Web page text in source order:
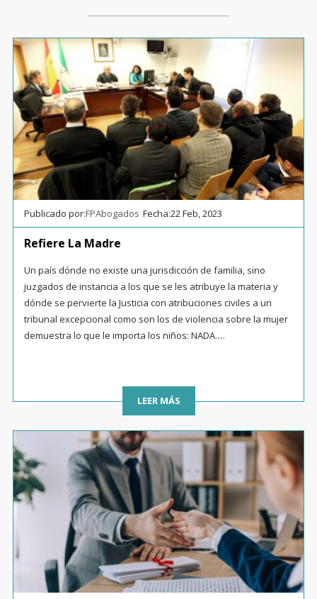
Publicado por:FPAbogados Fecha:22 Feb, 2023
Refiere La Madre
Un país dónde no existe una jurisdicción de familia, sino
juzgados de instancia a los que se les atribuye la materia y
dónde se pervierte la Justicia con atribuciones civiles a un
tribunal excepcional como son los de violencia sobre la mujer
demuestra lo que le importa los niños: NADA….
LEER MÁS